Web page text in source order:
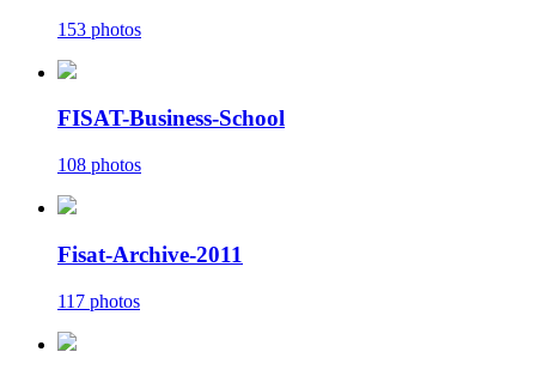
153 photos
FISAT-Business-School
108 photos
Fisat-Archive-2011
117 photos